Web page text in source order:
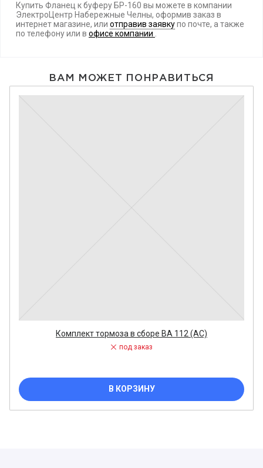
Купить Фланец к буферу БР-160 вы можете в компании
ЭлектроЦентр Набережные Челны, оформив заказ в
интернет магазине, или отправив заявкупо почте, а также
по телефонуили в офисе компании
ВАМ МОЖЕТ ПОНРАВИТЬСЯ
Комплект тормоза в сборе ВА 112 (АС)
под заказ
В КОРЗИНУ